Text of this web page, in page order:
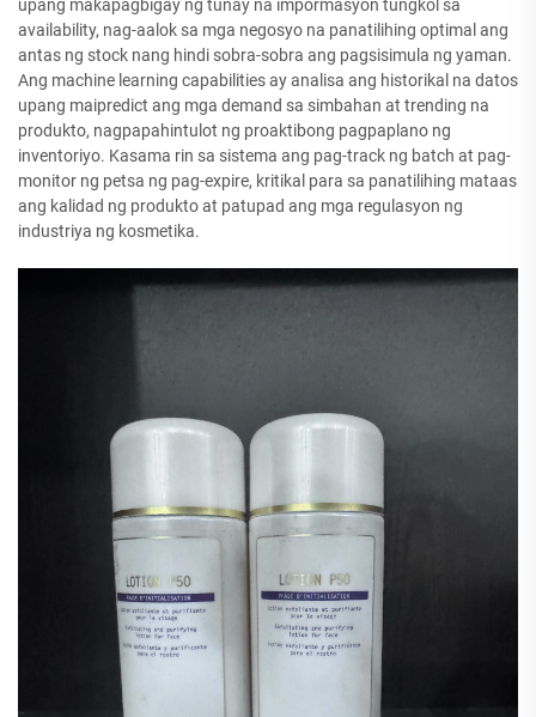
upang makapagbigay ng tunay na impormasyon tungkol sa
availability, nag-aalok sa mga negosyo na panatilihing optimal ang
antas ng stock nang hindi sobra-sobra ang pagsisimula ng yaman.
Ang machine learning capabilities ay analisa ang historikal na datos
upang maipredict ang mga demand sa simbahan at trending na
produkto, nagpapahintulot ng proaktibong pagpaplano ng
inventoriyo. Kasama rin sa sistema ang pag-track ng batch at pag-
monitor ng petsa ng pag-expire, kritikal para sa panatilihing mataas
ang kalidad ng produkto at patupad ang mga regulasyon ng
industriya ng kosmetika.